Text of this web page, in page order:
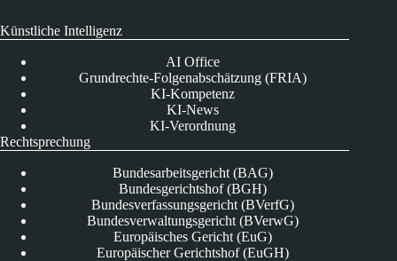
Künstliche Intelligenz
AI Office
Grundrechte-Folgenabschätzung (FRIA)
KI-Kompetenz
KI-News
KI-Verordnung
Rechtsprechung
Bundesarbeitsgericht (BAG)
Bundesgerichtshof (BGH)
Bundesverfassungsgericht (BVerfG)
Bundesverwaltungsgericht (BVerwG)
Europäisches Gericht (EuG)
Europäischer Gerichtshof (EuGH)